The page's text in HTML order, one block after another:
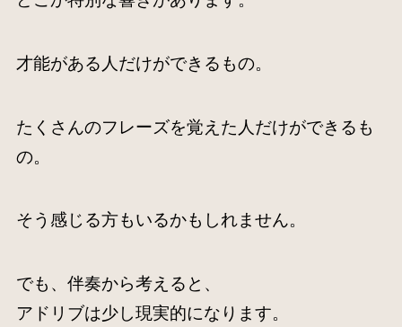
才能がある人だけができるもの。
たくさんのフレーズを覚えた人だけができるも
の。
そう感じる方もいるかもしれません。
でも、伴奏から考えると、
アドリブは少し現実的になります。